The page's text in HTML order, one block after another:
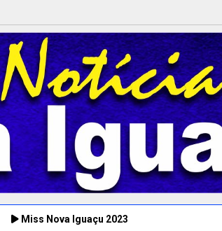
Miss Nova Iguaçu 2023